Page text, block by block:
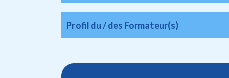
Profil du / des Formateur(s)